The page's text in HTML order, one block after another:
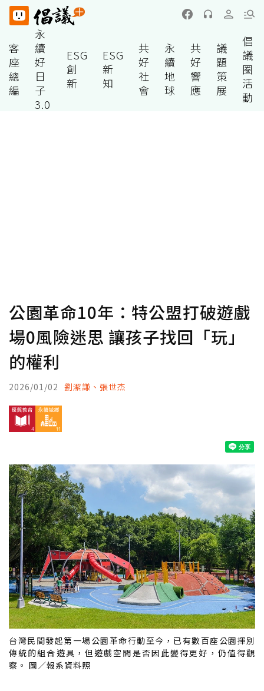
客
座
總
編
永
續
好
日
子
3.0
ESG
創
新
ESG
新
知
共
好
社
會
永
續
地
球
共
好
響
應
議
題
策
展
倡
議
圈
活
動
公園革命10年：特公盟打破遊戲
場0風險迷思 讓孩子找回「玩」
的權利
2026/01/02 劉潔謙、張世杰
台灣民間發起第一場公園革命行動至今，已有數百座公園揮別
傳統的組合遊具，但遊戲空間是否因此變得更好，仍值得觀
察。 圖／報系資料照